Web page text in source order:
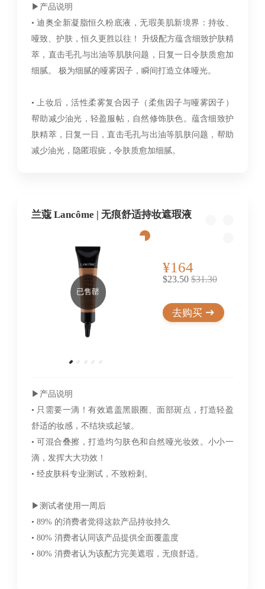
▶︎产品说明
• 迪奥全新凝脂恒久粉底液，无瑕美肌新境界：持妆、
哑致、护肤，恒久更胜以往！ 升级配方蕴含细致护肤精
萃，直击毛孔与出油等肌肤问题，日复一日令肤质愈加
细腻。 极为细腻的哑雾因子，瞬间打造立体哑光。
• 上妆后，活性柔雾复合因子（柔焦因子与哑雾因子）
帮助减少油光，轻盈服帖，自然修饰肤色。蕴含细致护
肤精萃，日复一日，直击毛孔与出油等肌肤问题，帮助
减少油光，隐匿瑕疵，令肤质愈加细腻。
兰蔻 Lancôme | 无痕舒适持妆遮瑕液
已售罄
¥164
$23.50 $31.30
去购买
▶︎产品说明
• 只需要一滴！有效遮盖黑眼圈、面部斑点，打造轻盈
舒适的妆感，不结块或起皱。
• 可混合叠擦，打造均匀肤色和自然哑光妆效。小小一
滴，发挥大大功效！
• 经皮肤科专业测试，不致粉刺。
▶︎测试者使用一周后
• 89% 的消费者觉得这款产品持妆持久
• 80% 消费者认同该产品提供全面覆盖度
• 80% 消费者认为该配方完美遮瑕，无痕舒适。